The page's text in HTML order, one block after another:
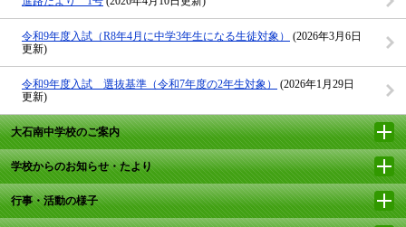
令和9年度入試（R8年4月に中学3年生になる生徒対象）
(2026年3月6日
更新)
令和9年度入試 選抜基準（令和7年度の2年生対象）
(2026年1月29日
更新)
大石南中学校のご案内
学校からのお知らせ・たより
行事・活動の様子